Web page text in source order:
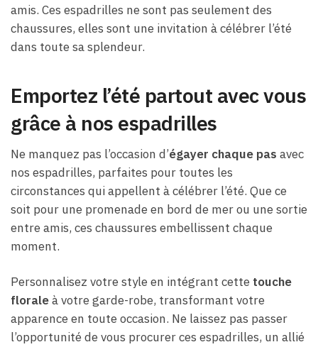
amis. Ces espadrilles ne sont pas seulement des
chaussures, elles sont une invitation à célébrer l’été
dans toute sa splendeur.
Emportez l’été partout avec vous
grâce à nos espadrilles
Ne manquez pas l’occasion d’égayer chaque pas avec
nos espadrilles, parfaites pour toutes les
circonstances qui appellent à célébrer l’été. Que ce
soit pour une promenade en bord de mer ou une sortie
entre amis, ces chaussures embellissent chaque
moment.
Personnalisez votre style en intégrant cette touche
floraleà votre garde-robe, transformant votre
apparence en toute occasion. Ne laissez pas passer
l’opportunité de vous procurer ces espadrilles, un allié